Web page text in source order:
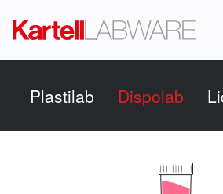
Plastilab Dispolab